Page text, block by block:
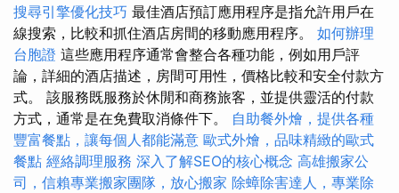
搜尋引擎優化技巧 最佳酒店預訂應用程序是指允許用戶在
線搜索，比較和抓住酒店房間的移動應用程序。 如何辦理
台胞證 這些應用程序通常會整合各種功能，例如用戶評
論，詳細的酒店描述，房間可用性，價格比較和安全付款方
式。 該服務既服務於休閒和商務旅客，並提供靈活的付款
方式，通常是在免費取消條件下。 自助餐外燴，提供各種
豐富餐點，讓每個人都能滿意 歐式外燴，品味精緻的歐式
餐點 經絡調理服務 深入了解SEO的核心概念 高雄搬家公
司，信賴專業搬家團隊，放心搬家 除蟑除害達人，專業除